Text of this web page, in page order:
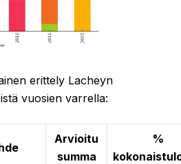
erittely Lacheyn
vuosien varrella:
Arvioitu
summa
%